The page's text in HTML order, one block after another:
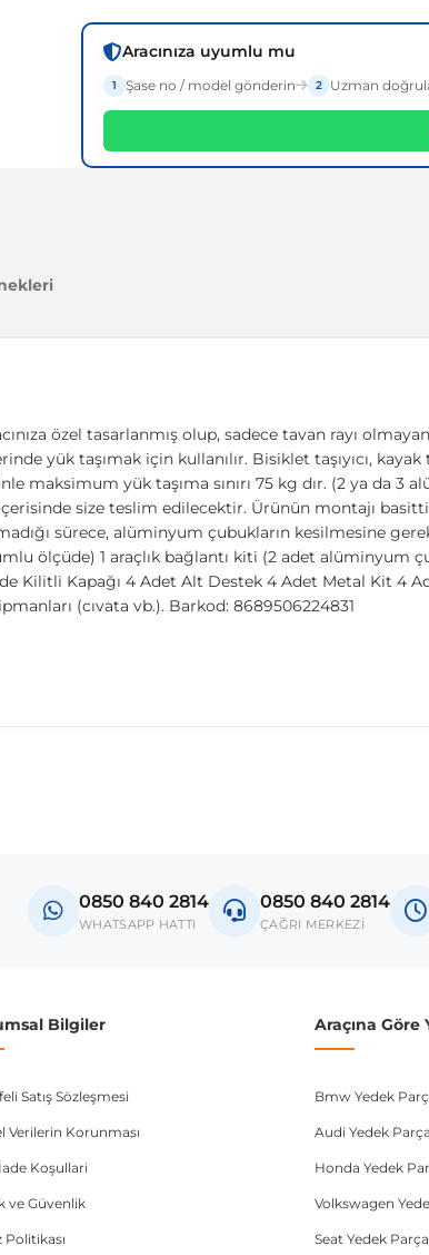
Aracınıza uyumlu mu
1 Şase no / model gönderin 2 Uzman
özel tasarlanmış olup, sadece tavan rayı
yük taşımak için kullanılır. Bisiklet taşıyıcı,
maksimum yük taşıma sınırı 75 kg dır. (2 ya da 3
size teslim edilecektir. Ürünün montajı
sürece, alüminyum çubukların kesilmesine
ölçüde) 1 araçlık bağlantı kiti (2 adet alüminyum
Kilitli Kapağı 4 Adet Alt Destek 4 Adet Metal Kit 4
(cıvata vb.). Barkod: 8689506224831
0850 840 2814
WHATSAPP HATTI
0850 840 2814
ÇAĞRI MERKEZİ
Bilgiler
Satış Sözleşmesi
Verilerin Korunması
Koşullari
ve Güvenlik
Politikası
Araçına Göre
Bmw Yedek
Audi Yedek Parça
Honda Yedek
Volkswagen
Seat Yedek Parça